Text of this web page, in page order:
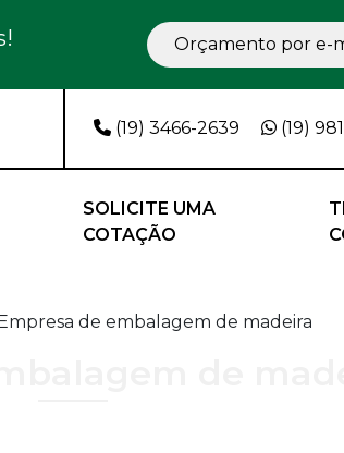
Orçamento por e-
(19) 3466-2639 (19)
SOLICITE UMA
COTAÇÃO
Empresa de embalagem de madeira